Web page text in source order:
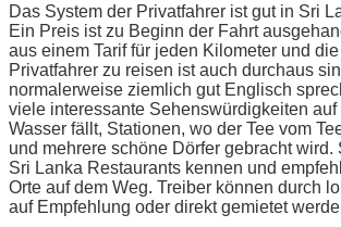
Das System der Privatfahrer ist gut in Sri
Ein Preis ist zu Beginn der Fahrt
aus einem Tarif für jeden Kilometer und
Privatfahrer zu reisen ist auch durchaus
normalerweise ziemlich gut Englisch
viele interessante Sehenswürdigkeiten
Wasser fällt, Stationen, wo der Tee vom
und mehrere schöne Dörfer gebracht wird.
Sri Lanka Restaurants kennen und
Orte auf dem Weg. Treiber können durch
auf Empfehlung oder direkt gemietet